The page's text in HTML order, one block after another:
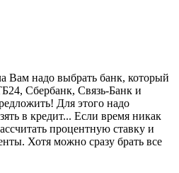
Вам надо выбрать банк, который
Сбербанк, Связь-Банк и
Для этого надо
в кредит... Если время никак
процентную ставку и
Хотя можно сразу брать все